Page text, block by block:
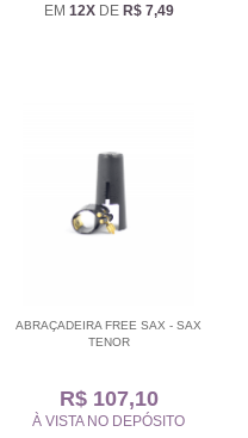
EM 12XDE R$ 7,49
ABRAÇADEIRA FREE SAX - SAX
TENOR
R$ 107,10
À VISTA NO DEPÓSITO